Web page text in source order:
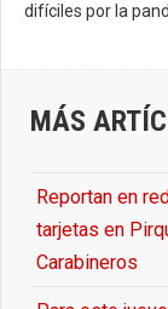
difíciles por la
MÁS
Reportan en
tarjetas en
Carabineros